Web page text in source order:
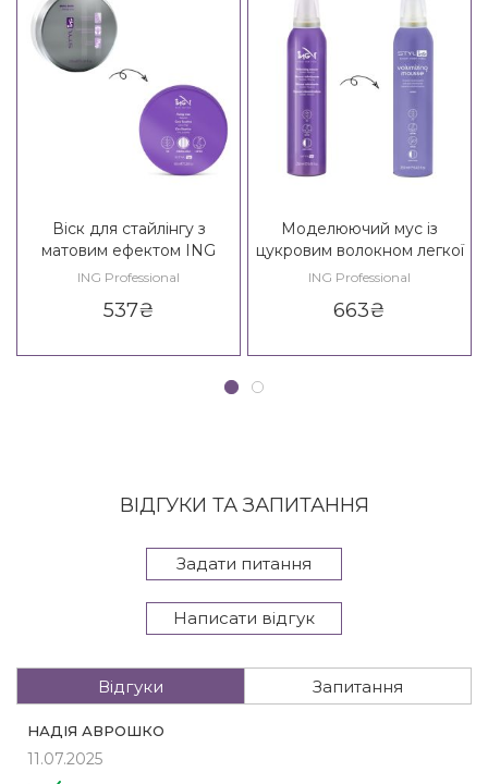
Віск для стайлінгу з
матовим ефектом ING
Styling Dull Gum - 2* / Fixing
ING Professional
537₴
Моделюючий мус із
цукровим волокном легкої
фіксації ING Styling
ING Professional
663₴
ВІДГУКИ ТА ЗАПИТАННЯ
Задати питання
Написати відгук
Відгуки Запитання
НАДІЯ АВРОШКО
11.07.2025